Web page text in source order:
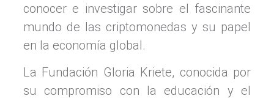
conocer e investigar sobre el fascinante
mundo de las criptomonedas y su papel
en la economía global.
La Fundación Gloria Kriete, conocida por
su compromiso con la educación y el